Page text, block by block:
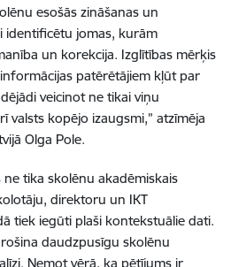
esošās zināšanas un
identificētu jomas, kurām
un korekcija. Izglītības mērķis
patērētājiem kļūt par
veicinot ne tikai viņu
valsts kopējo izaugsmi,” atzīmēja
Olga Pole.
tika skolēnu akadēmiskais
direktoru un IKT
tiek iegūti plaši kontekstuālie dati.
daudzpusīgu skolēnu
Ņemot vērā, ka pētījums ir